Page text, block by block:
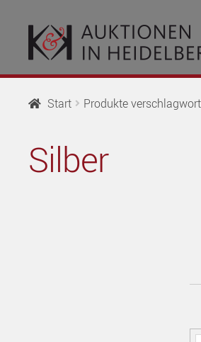
Navigation
springen
zum
Inhalt
Start Produkte
Silber